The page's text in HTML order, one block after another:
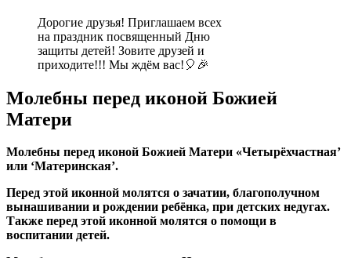
Дорогие друзья! Приглашаем всех
на праздник посвященный Дню
защиты детей! Зовите друзей и
приходите!!! Мы ждём вас!🎈🎉
Молебны перед иконой Божией
Матери
Молебны перед иконой Божией Матери «Четырёхчастная’
или ‘Материнская’.
Перед этой иконной молятся о зачатии, благополучном
вынашивании и рождении ребёнка, при детских недугах.
Также перед этой иконной молятся о помощи в
воспитании детей.